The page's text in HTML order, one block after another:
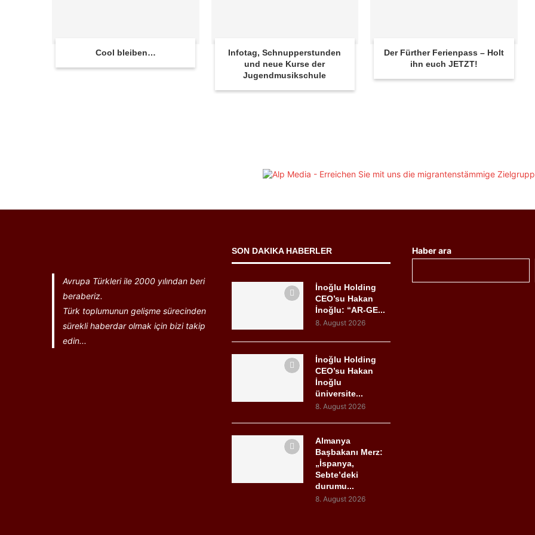
Cool bleiben…
Infotag, Schnupperstunden
und neue Kurse der
Jugendmusikschule
Der Fürther Ferienpass – Holt
ihn euch JETZT!
Avrupa Türkleri ile 2000 yılından beri
beraberiz.
Türk toplumunun gelişme sürecinden
sürekli haberdar olmak için bizi takip
edin...
SON DAKIKA HABERLER
İnoğlu Holding
CEO’su Hakan
İnoğlu: “AR-GE...
8. August 2026
İnoğlu Holding
CEO’su Hakan
İnoğlu
üniversite...
8. August 2026
Almanya
Başbakanı Merz:
„İspanya,
Sebte’deki
durumu...
8. August 2026
Haber ara